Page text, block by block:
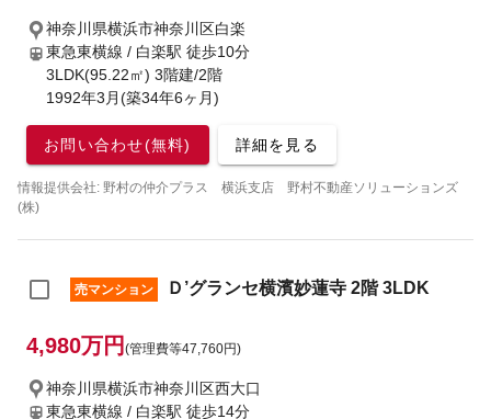
神奈川県横浜市神奈川区白楽
東急東横線 / 白楽駅 徒歩10分
3LDK(95.22㎡) 3階建/2階
1992年3月(築34年6ヶ月)
お問い合わせ(無料) 詳細を見る
情報提供会社: 野村の仲介プラス 横浜支店 野村不動産ソリューションズ
(株)
売マンション Ｄ’グランセ横濱妙蓮寺 2階 3LDK
4,980万円 (管理費等47,760円)
神奈川県横浜市神奈川区西大口
東急東横線 / 白楽駅 徒歩14分